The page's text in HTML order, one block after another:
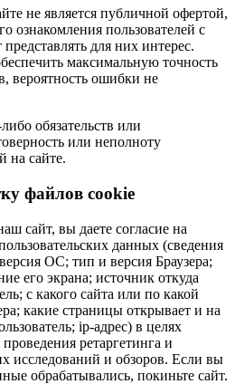
не является публичной офертой,
ознакомления пользователей с
для них интерес.
максимальную точность
вероятность ошибки не
обязательств или
или неполноту
на сайте.
файлов cookie
сайт, вы даете согласие на
данных (сведения
ОС; тип и версия Браузера;
его экрана; источник откуда
с какого сайта или по какой
какие страницы открывает и на
ip-адрес) в целях
ретаргетинга и
исследований и обзоров. Если вы
обрабатывались, покиньте сайт.